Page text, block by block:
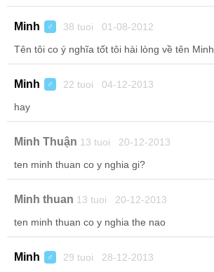
Minh ♂ 38 tuoi 01-08-2012
Tên tôi co ý nghĩa tốt tôi hài lòng về tên Minh
Minh ♂ 22 tuoi 04-12-2013
hay
Minh Thuận 13 tuoi 20-12-2013
ten minh thuan co y nghia gi?
Minh thuan 13 tuoi 20-12-2013
ten minh thuan co y nghia the nao
Minh ♂ 29 tuoi 28-12-2013